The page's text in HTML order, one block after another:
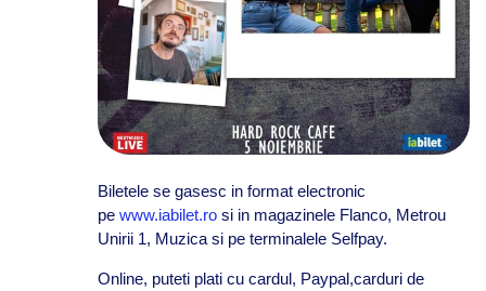
Biletele se gasesc in format electronic
pe www.iabilet.rosi in magazinele Flanco, Metrou
Unirii 1, Muzica si pe terminalele Selfpay.
Online, puteti plati cu cardul, Paypal,carduri de